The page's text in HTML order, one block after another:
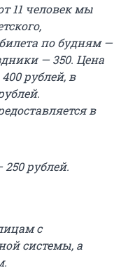
11 человек мы
по будням —
— 350. Цена
рублей, в
в
рублей.
с
системы, а